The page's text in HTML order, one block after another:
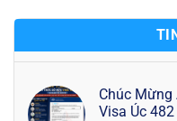
Chúc Mừng
Visa Úc